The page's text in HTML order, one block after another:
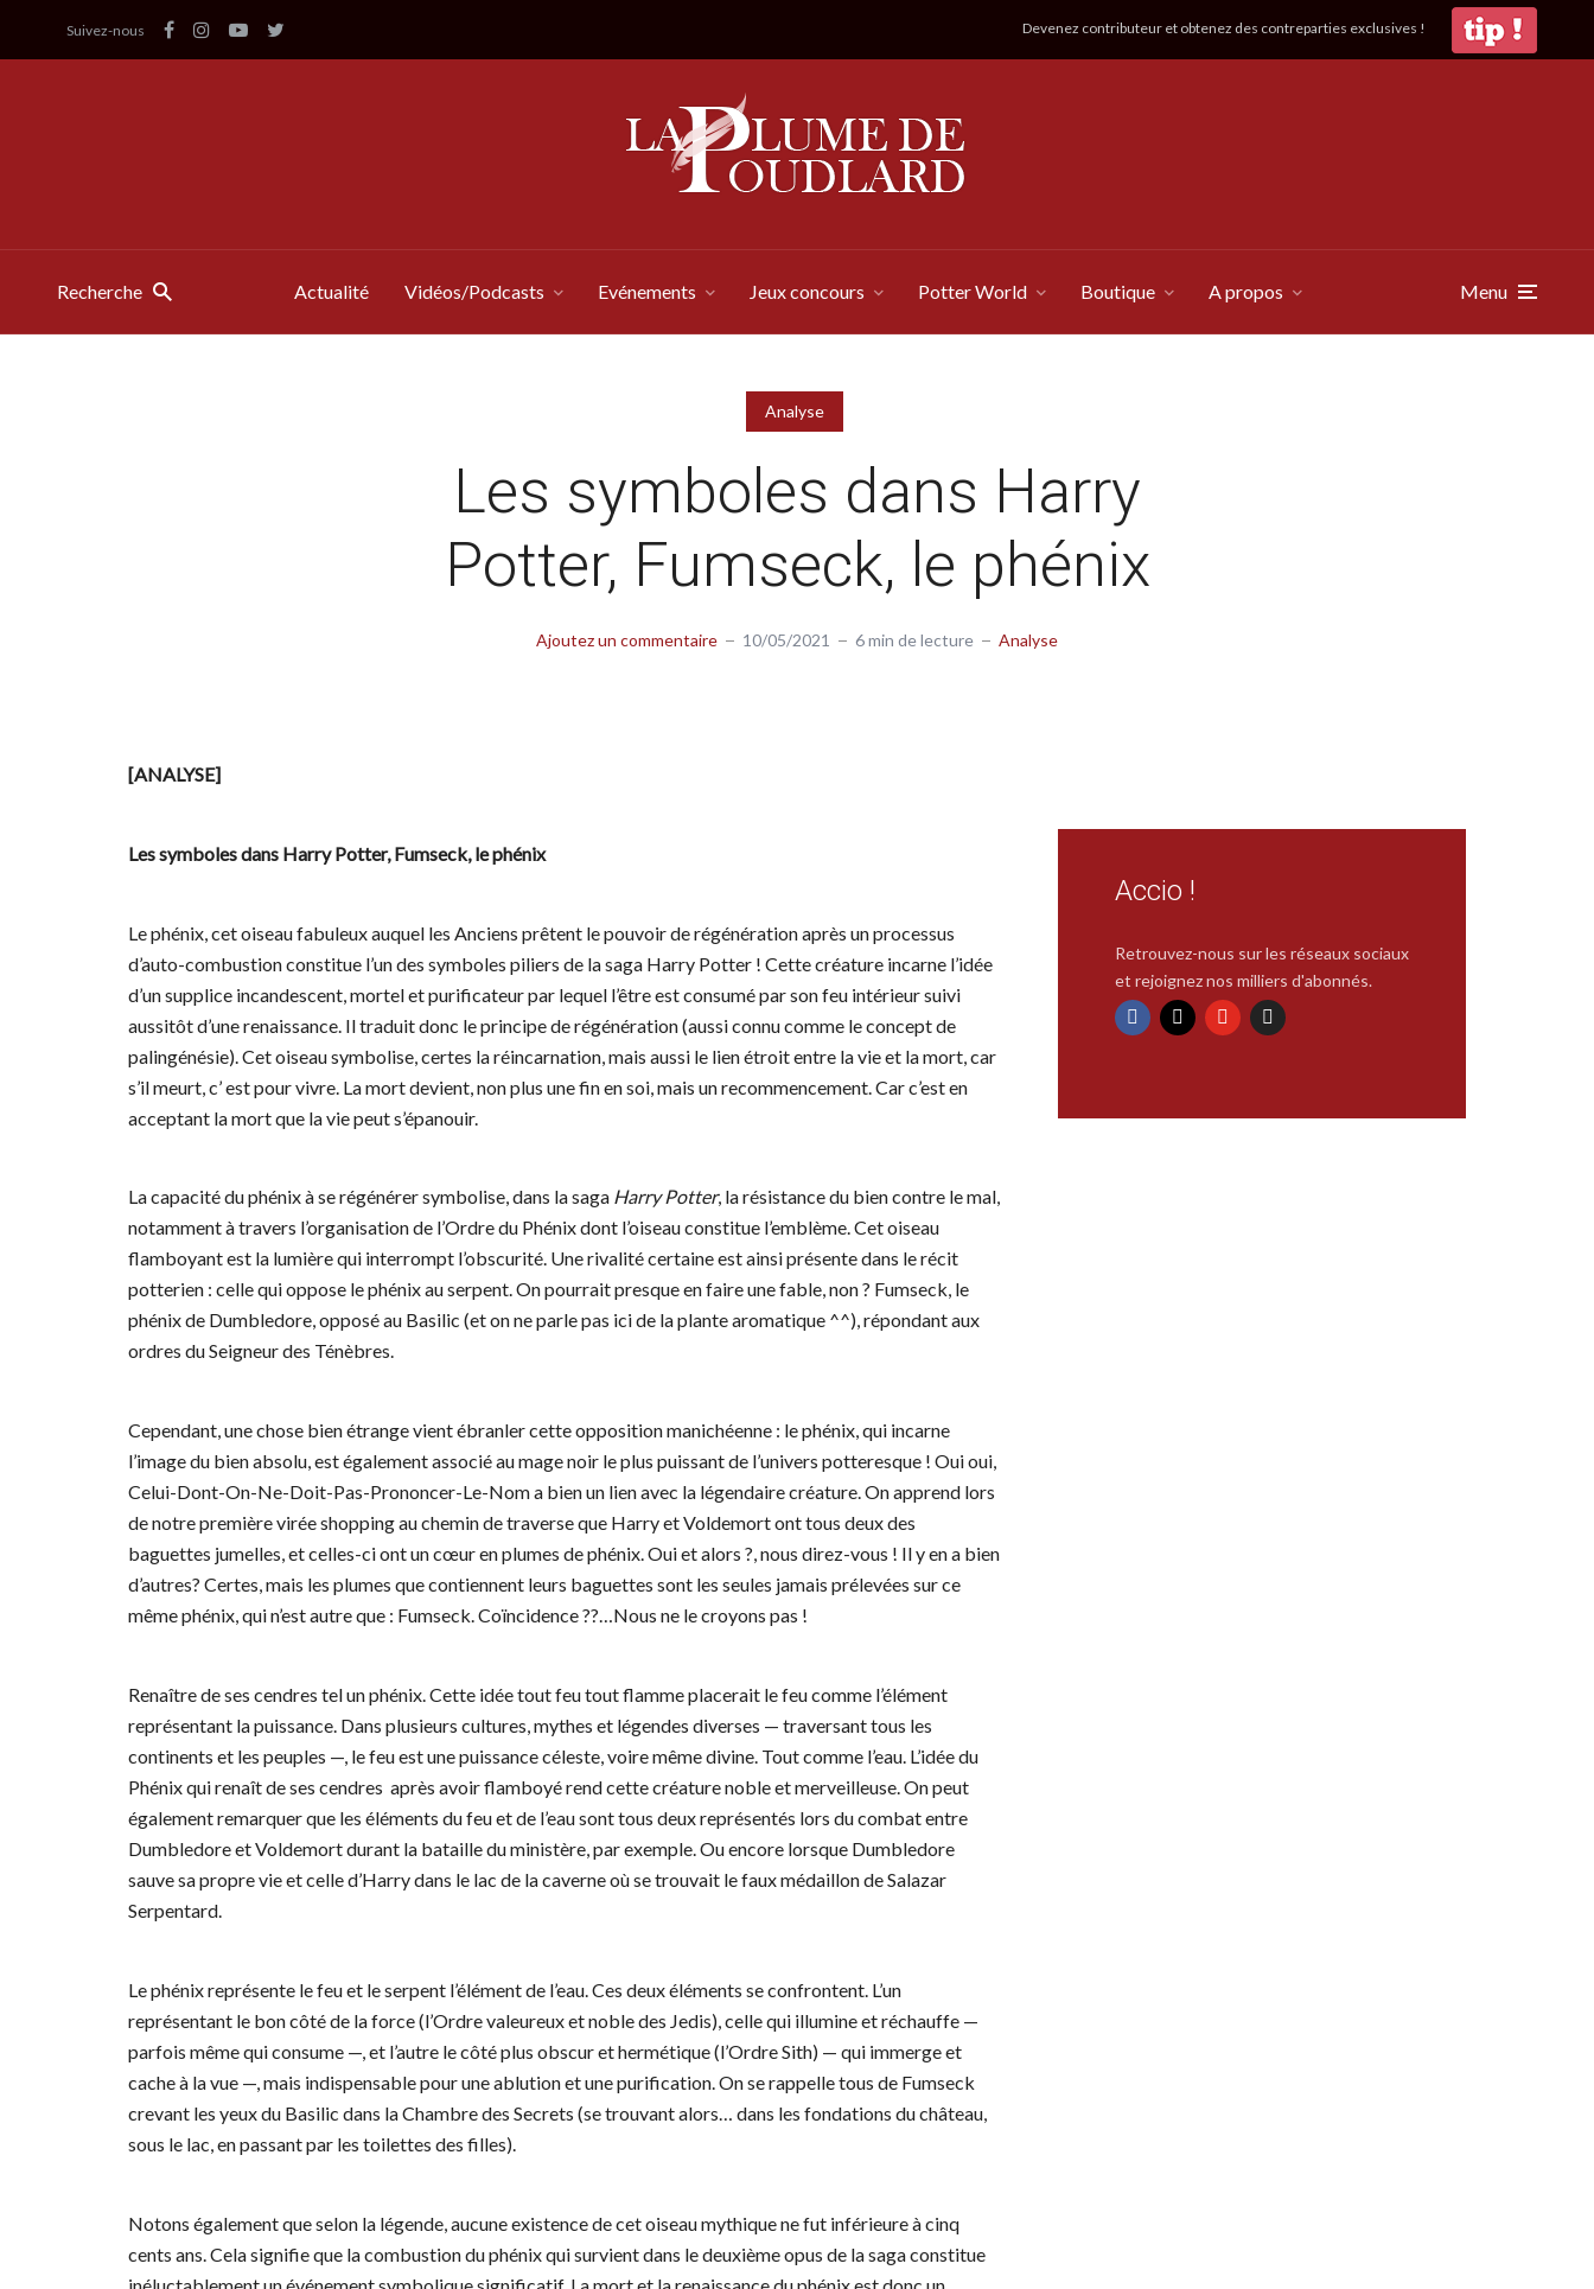
Suivez-nous Devenez contributeur et obtenez des contreparties exclusives !
Recherche Actualité Vidéos/Podcasts Evénements Jeux concours Potter World Boutique A propos Menu
Analyse
Les symboles dans Harry
Potter, Fumseck, le phénix
Ajoutez un commentaire 10/05/2021 6 min de lecture Analyse
[ANALYSE]
Les symboles dans Harry Potter, Fumseck, le phénix
Le phénix, cet oiseau fabuleux auquel les Anciens prêtent le pouvoir de régénération après un processus
d’auto-combustion constitue l’un des symboles piliers de la saga Harry Potter ! Cette créature incarne l’idée
d’un supplice incandescent, mortel et purificateur par lequel l’être est consumé par son feu intérieur suivi
aussitôt d’une renaissance. Il traduit donc le principe de régénération (aussi connu comme le concept de
palingénésie). Cet oiseau symbolise, certes la réincarnation, mais aussi le lien étroit entre la vie et la mort, car
s’il meurt, c’ est pour vivre. La mort devient, non plus une fin en soi, mais un recommencement. Car c’est en
acceptant la mort que la vie peut s’épanouir.
La capacité du phénix à se régénérer symbolise, dans la saga Harry Potter, la résistance du bien contre le mal,
notamment à travers l’organisation de l’Ordre du Phénix dont l’oiseau constitue l’emblème. Cet oiseau
flamboyant est la lumière qui interrompt l’obscurité. Une rivalité certaine est ainsi présente dans le récit
potterien : celle qui oppose le phénix au serpent. On pourrait presque en faire une fable, non ? Fumseck, le
phénix de Dumbledore, opposé au Basilic (et on ne parle pas ici de la plante aromatique ^^), répondant aux
ordres du Seigneur des Ténèbres.
Cependant, une chose bien étrange vient ébranler cette opposition manichéenne : le phénix, qui incarne
l’image du bien absolu, est également associé au mage noir le plus puissant de l’univers potteresque ! Oui oui,
Celui-Dont-On-Ne-Doit-Pas-Prononcer-Le-Nom a bien un lien avec la légendaire créature. On apprend lors
de notre première virée shopping au chemin de traverse que Harry et Voldemort ont tous deux des
baguettes jumelles, et celles-ci ont un cœur en plumes de phénix. Oui et alors ?, nous direz-vous ! Il y en a bien
d’autres? Certes, mais les plumes que contiennent leurs baguettes sont les seules jamais prélevées sur ce
même phénix, qui n’est autre que : Fumseck. Coïncidence ??…Nous ne le croyons pas !
Renaître de ses cendres tel un phénix. Cette idée tout feu tout flamme placerait le feu comme l’élément
représentant la puissance. Dans plusieurs cultures, mythes et légendes diverses — traversant tous les
continents et les peuples —, le feu est une puissance céleste, voire même divine. Tout comme l’eau. L’idée du
Phénix qui renaît de ses cendres après avoir flamboyé rend cette créature noble et merveilleuse. On peut
également remarquer que les éléments du feu et de l’eau sont tous deux représentés lors du combat entre
Dumbledore et Voldemort durant la bataille du ministère, par exemple. Ou encore lorsque Dumbledore
sauve sa propre vie et celle d’Harry dans le lac de la caverne où se trouvait le faux médaillon de Salazar
Serpentard.
Le phénix représente le feu et le serpent l’élément de l’eau. Ces deux éléments se confrontent. L’un
représentant le bon côté de la force (l’Ordre valeureux et noble des Jedis), celle qui illumine et réchauffe —
parfois même qui consume —, et l’autre le côté plus obscur et hermétique (l’Ordre Sith) — qui immerge et
cache à la vue —, mais indispensable pour une ablution et une purification. On se rappelle tous de Fumseck
crevant les yeux du Basilic dans la Chambre des Secrets (se trouvant alors… dans les fondations du château,
sous le lac, en passant par les toilettes des filles).
Notons également que selon la légende, aucune existence de cet oiseau mythique ne fut inférieure à cinq
cents ans. Cela signifie que la combustion du phénix qui survient dans le deuxième opus de la saga constitue
inéluctablement un événement symbolique significatif. La mort et la renaissance du phénix est donc un
Accio !
Retrouvez-nous sur les réseaux sociaux
et rejoignez nos milliers d'abonnés.